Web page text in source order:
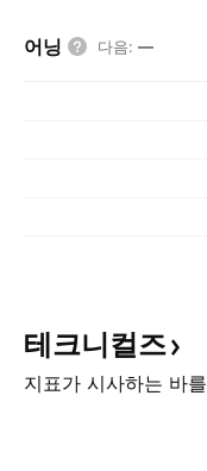
어닝 다음: —
테크니컬즈
지표가 시사하는 바를